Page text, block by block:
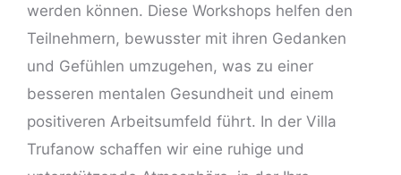
werden können. Diese Workshops helfen den
Teilnehmern, bewusster mit ihren Gedanken
und Gefühlen umzugehen, was zu einer
besseren mentalen Gesundheit und einem
positiveren Arbeitsumfeld führt. In der Villa
Trufanow schaffen wir eine ruhige und